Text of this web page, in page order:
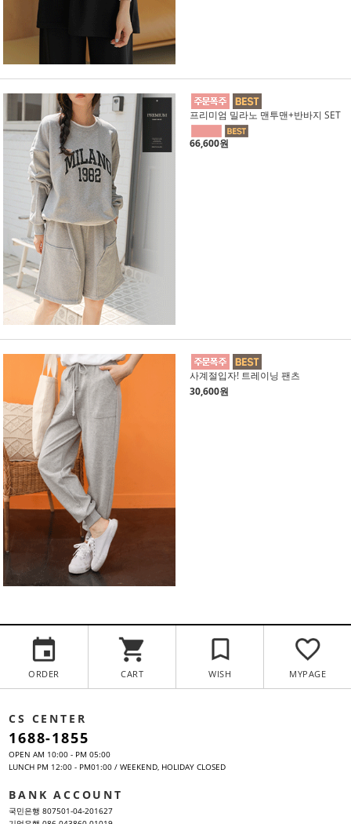
프리미엄 밀라노 맨투맨+반바지 SET
66,600원
사계절입자! 트레이닝 팬츠
30,600원
ORDER CART WISH MYPAGE
CS CENTER
1688-1855
OPEN AM 10:00 - PM 05:00
LUNCH PM 12:00 - PM01:00 / WEEKEND, HOLIDAY CLOSED
BANK ACCOUNT
국민은행 807501-04-201627